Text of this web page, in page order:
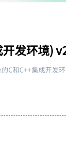
发环境)
C和C++集成开发